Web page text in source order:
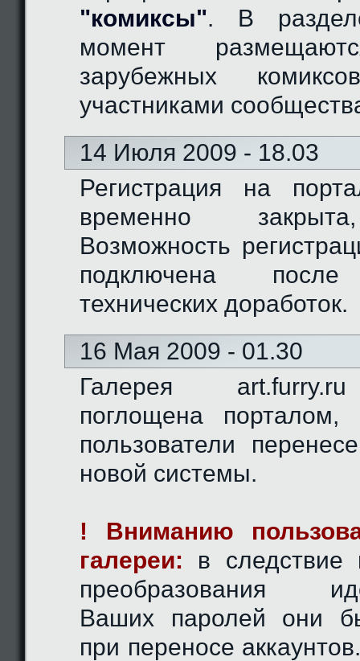
"комиксы". В
момент
зарубежных
участниками
14 Июля 2009 - 18.03
Регистрация на
временно
Возможность
подключена после
технических доработок.
16 Мая 2009 - 01.30
Галерея
поглощена
пользователи
новой системы.
! Вниманию
галереи: в следствие
преобразования
Ваших паролей они
при переносе